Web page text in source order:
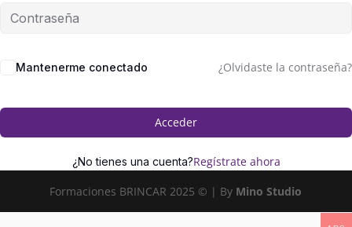
Mantenerme conectado ¿Olvidaste la contraseña?
Acceder
¿No tienes una cuenta?Regístrate ahora
Formaciones BRINCAR 2025 © | By Mino Studio